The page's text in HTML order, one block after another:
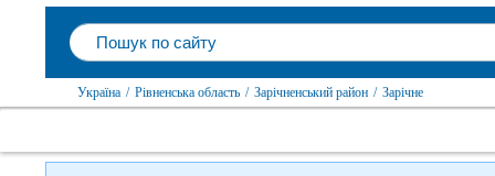
Україна / Рівненська область / Зарічненський район / Зарічне